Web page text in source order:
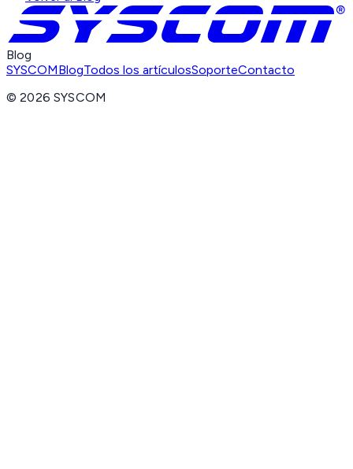
Blog
SYSCOMBlogTodos los artículosSoporteContacto
©2026 SYSCOM